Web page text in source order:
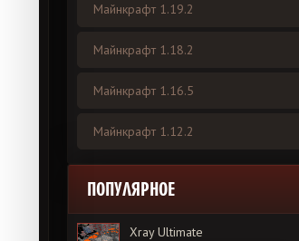
Майнкрафт 1.19.2
Майнкрафт 1.18.2
Майнкрафт 1.16.5
Майнкрафт 1.12.2
ПОПУЛЯРНОЕ
Xray Ultimate